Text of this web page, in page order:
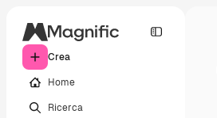
Crea
Home
Ricerca